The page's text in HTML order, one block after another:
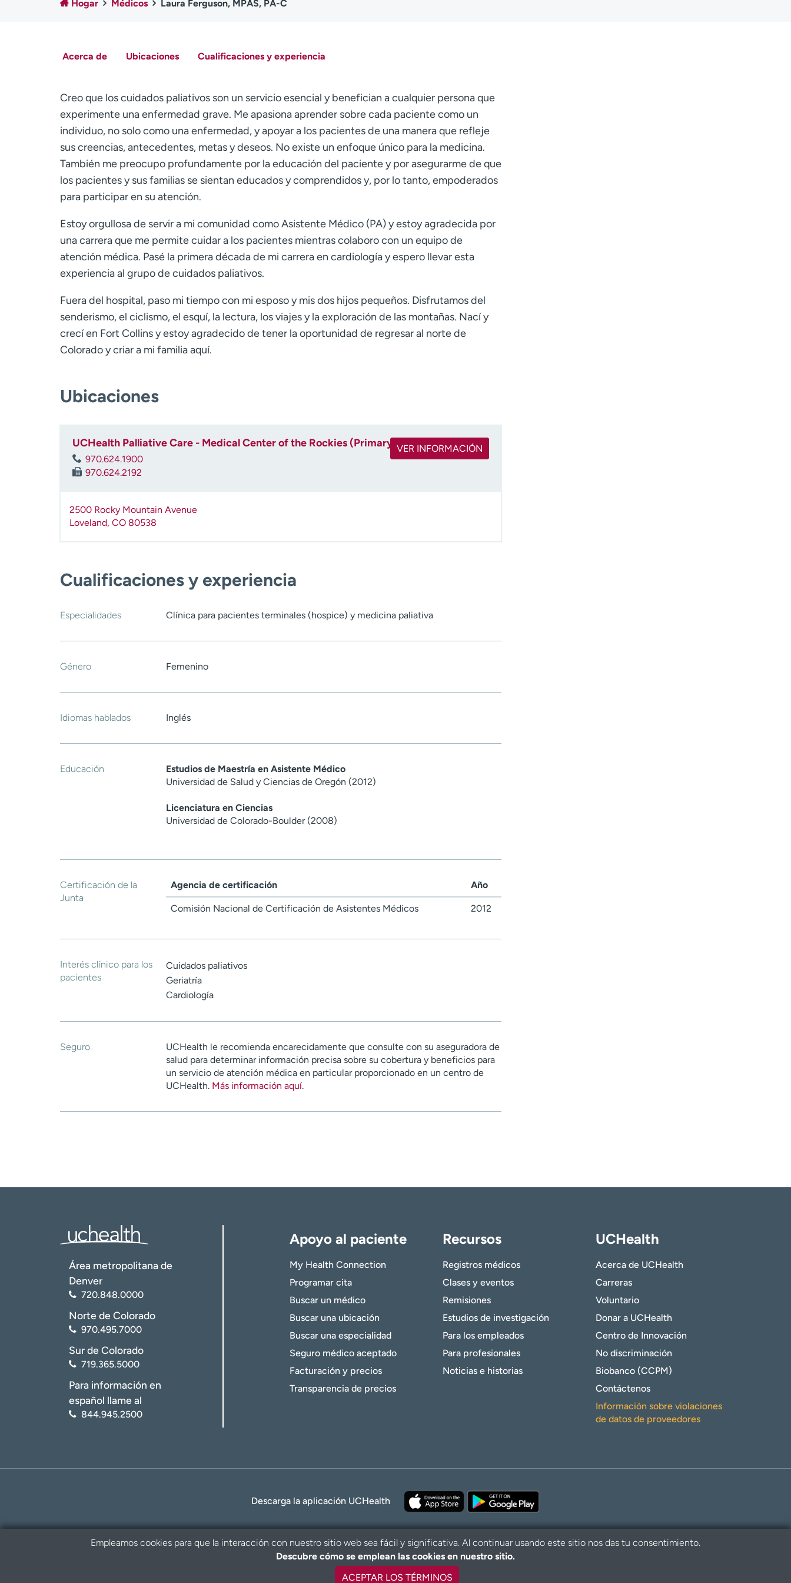
Hogar Médicos Laura Ferguson, MPAS, PA-C
Acerca de Ubicaciones Cualificaciones y experiencia
Creo que los cuidados paliativos son un servicio esencial y benefician a cualquier persona que
experimente una enfermedad grave. Me apasiona aprender sobre cada paciente como un
individuo, no solo como una enfermedad, y apoyar a los pacientes de una manera que refleje
sus creencias, antecedentes, metas y deseos. No existe un enfoque único para la medicina.
También me preocupo profundamente por la educación del paciente y por asegurarme de que
los pacientes y sus familias se sientan educados y comprendidos y, por lo tanto, empoderados
para participar en su atención.
Estoy orgullosa de servir a mi comunidad como Asistente Médico (PA) y estoy agradecida por
una carrera que me permite cuidar a los pacientes mientras colaboro con un equipo de
atención médica. Pasé la primera década de mi carrera en cardiología y espero llevar esta
experiencia al grupo de cuidados paliativos.
Fuera del hospital, paso mi tiempo con mi esposo y mis dos hijos pequeños. Disfrutamos del
senderismo, el ciclismo, el esquí, la lectura, los viajes y la exploración de las montañas. Nací y
crecí en Fort Collins y estoy agradecido de tener la oportunidad de regresar al norte de
Colorado y criar a mi familia aquí.
Ubicaciones
UCHealth Palliative Care - Medical Center of the Rockies (Primary)
970.624.1900
970.624.2192
VER INFORMACIÓN
2500 Rocky Mountain Avenue
Loveland, CO 80538
Cualificaciones y experiencia
Especialidades Clínica para pacientes terminales (hospice) y medicina paliativa
Género Femenino
Idiomas hablados Inglés
Educación
Estudios de Maestría en Asistente Médico
Universidad de Salud y Ciencias de Oregón (2012)
Licenciatura en Ciencias
Universidad de Colorado-Boulder (2008)
Certificación de la
Junta
Agencia de certificación Año
Comisión Nacional de Certificación de Asistentes Médicos 2012
Interés clínico para los
pacientes
Cuidados paliativos
Geriatría
Cardiología
Seguro
UCHealth le recomienda encarecidamente que consulte con su aseguradora de
salud para determinar información precisa sobre su cobertura y beneficios para
un servicio de atención médica en particular proporcionado en un centro de
UCHealth. Más información aquí.
Área metropolitana de
Denver
720.848.0000
Norte de Colorado
970.495.7000
Sur de Colorado
719.365.5000
Para información en
español llame al
844.945.2500
Apoyo al paciente
My Health Connection
Programar cita
Buscar un médico
Buscar una ubicación
Buscar una especialidad
Seguro médico aceptado
Facturación y precios
Transparencia de precios
Recursos
Registros médicos
Clases y eventos
Remisiones
Estudios de investigación
Para los empleados
Para profesionales
Noticias e historias
UCHealth
Acerca de UCHealth
Carreras
Voluntario
Donar a UCHealth
Centro de Innovación
No discriminación
Biobanco (CCPM)
Contáctenos
Información sobre violaciones
de datos de proveedores
Descarga la aplicación UCHealth
Empleamos cookies para que la interacción con nuestro sitio web sea fácil y significativa. Al continuar usando este sitio nos das tu consentimiento.
Descubre cómo se emplean las cookies en nuestro sitio.
ACEPTAR LOS TÉRMINOS